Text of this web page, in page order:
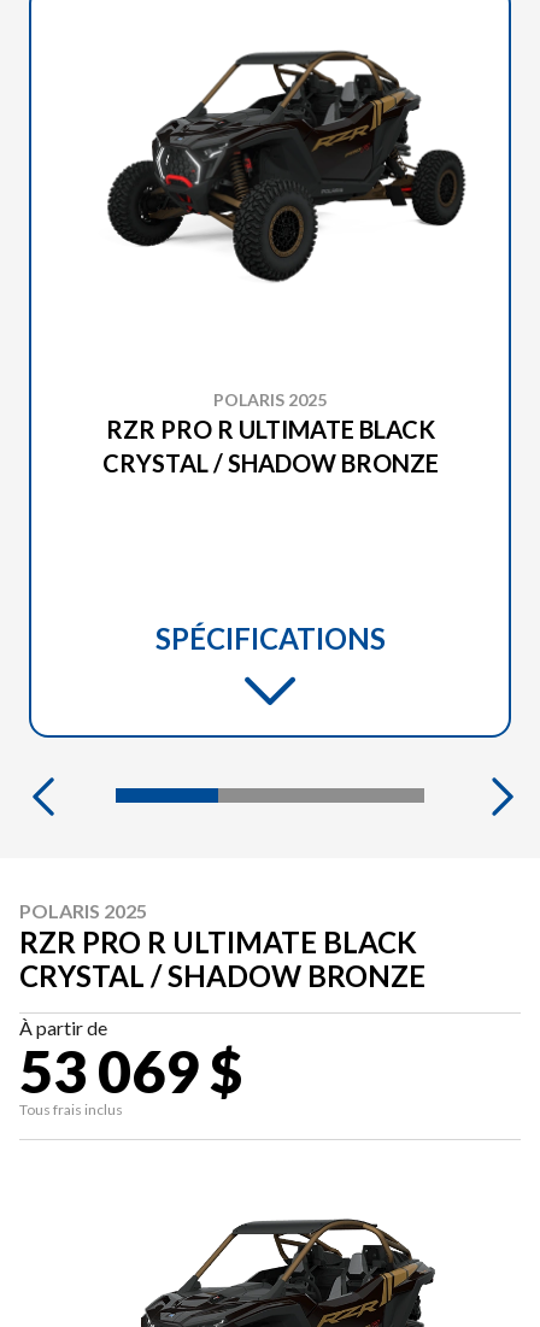
POLARIS 2025
RZR PRO R ULTIMATE BLACK
CRYSTAL / SHADOW BRONZE
SPÉCIFICATIONS
POLARIS 2025
RZR PRO R ULTIMATE BLACK
CRYSTAL / SHADOW BRONZE
À partir de
53 069 $
Tous frais inclus